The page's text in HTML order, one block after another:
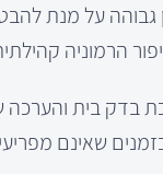
גבוהה על מנת
הרמוניה
בדק בית
שאינם